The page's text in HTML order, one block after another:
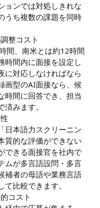
ョンでは対処しきれな
うち複数の課題を同時
整コスト
間、南米とは約12時間
時間内に面接を設定し
に対応しなければなら
画型のAI面接なら、候
時間に回答でき、担当
みます。
日本語力スクリーニン
質的な評価ができない
できる面接官を社内で
ムが多言語設問・多言
補者の母語や業務言語
比較できます。
コスト